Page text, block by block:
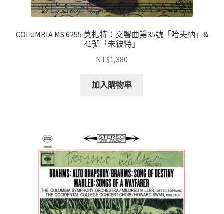
COLUMBIA MS 6255 莫札特：交響曲第35號「哈夫納」&
41號「朱彼特」
NT$1,380
加入購物車